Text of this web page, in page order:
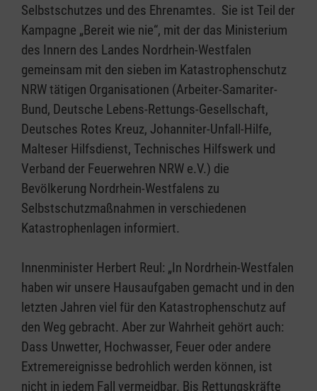
Selbstschutzes und des Ehrenamtes. Sie ist Teil der
Kampagne „Bereit wie nie“, mit der das Ministerium
des Innern des Landes Nordrhein-Westfalen
gemeinsam mit den sieben im Katastrophenschutz
NRW tätigen Organisationen (Arbeiter-Samariter-
Bund, Deutsche Lebens-Rettungs-Gesellschaft,
Deutsches Rotes Kreuz, Johanniter-Unfall-Hilfe,
Malteser Hilfsdienst, Technisches Hilfswerk und
Verband der Feuerwehren NRW e.V.) die
Bevölkerung Nordrhein-Westfalens zu
Selbstschutzmaßnahmen in verschiedenen
Katastrophenlagen informiert.
Innenminister Herbert Reul: „In Nordrhein-Westfalen
haben wir unsere Hausaufgaben gemacht und in den
letzten Jahren viel für den Katastrophenschutz auf
den Weg gebracht. Aber zur Wahrheit gehört auch:
Dass Unwetter, Hochwasser, Feuer oder andere
Extremereignisse bedrohlich werden können, ist
nicht in jedem Fall vermeidbar. Bis Rettungskräfte